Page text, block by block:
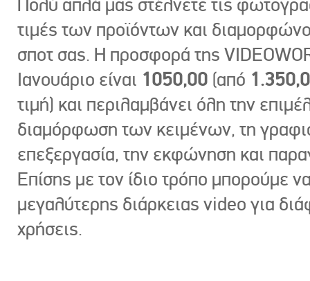
Πολύ απλά μας στέλνετε τις
τιμές των προϊόντων και
σποτ σας. Η προσφορά της
Ιανουάριο είναι 1050,00 (από
τιμή) και περιλαμβάνει όλη την
διαμόρφωση των κειμένων, τη
επεξεργασία, την εκφώνηση και
Επίσης με τον ίδιο τρόπο μπορούμε
μεγαλύτερης διάρκειας video για
χρήσεις.